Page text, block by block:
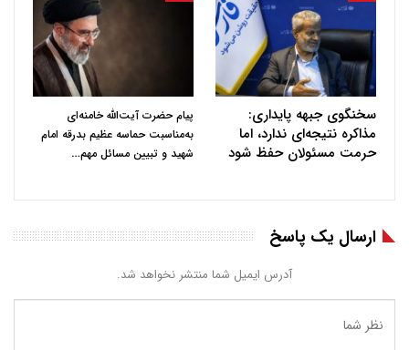
سخنگوی جبهه پایداری:
مذاکره نتیجه‌ای ندارد، اما
حرمت مسئولان حفظ شود
پیام حضرت آیت‌الله خامنه‌ای
به‌مناسبت حماسه عظیم بدرقه امام
شهید و تبیین مسائل مهم…
ارسال یک پاسخ
آدرس ایمیل شما منتشر نخواهد شد.